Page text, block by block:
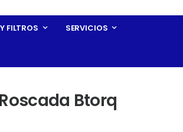
FILTROS SERVICIOS
Btorq